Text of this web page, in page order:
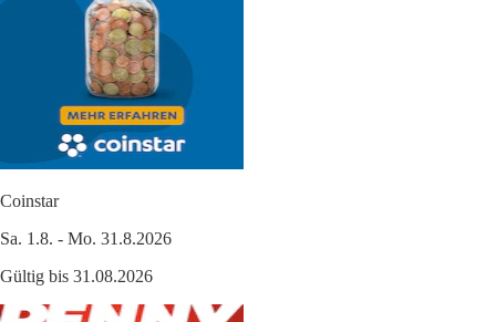
Coinstar
Sa. 1.8. - Mo. 31.8.2026
Gültig bis 31.08.2026